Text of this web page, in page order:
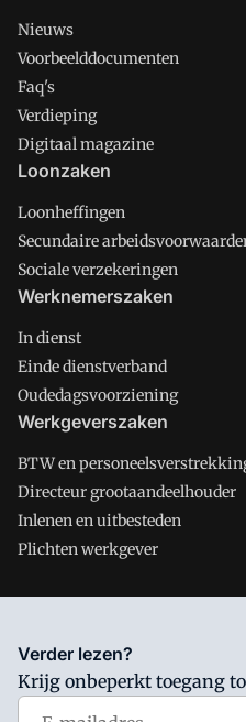
Nieuws
Voorbeelddocumenten
Faq's
Verdieping
Digitaal magazine
Loonzaken
Loonheffingen
Secundaire
Sociale verzekeringen
Werknemerszaken
In dienst
Einde dienstverband
Oudedagsvoorziening
Werkgeverszaken
BTW en
Directeur grootaandeelhouder
Inlenen en uitbesteden
Plichten werkgever
Salarisnet is onderdeel van
waar VMN media voor staat.
volgende regelingen van
Verder lezen?
Krijg onbeperkt toegang